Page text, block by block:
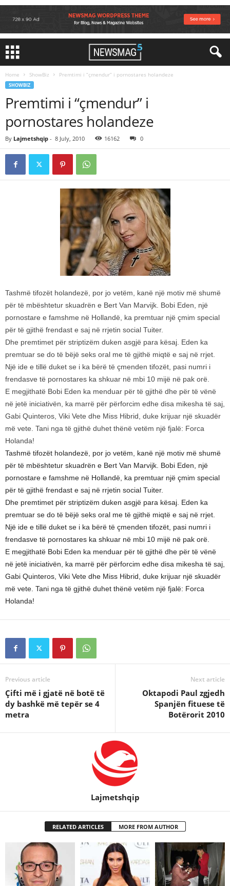
Home ShowBiz Premtimi i “çmendur” i pornostares holandeze
SHOWBIZ
Premtimi i “çmendur” i
pornostares holandeze
By Lajmetshqip - 8 July, 2010 16162 0
Tashmë tifozët holandezë, por jo vetëm, kanë një motiv më shumë
për të mbështetur skuadrën e Bert Van Marvijk. Bobi Eden, një
pornostare e famshme në Hollandë, ka premtuar një çmim special
për të gjithë frendast e saj në rrjetin social Tuiter.
Dhe premtimet për striptizëm duken asgjë para kësaj. Eden ka
premtuar se do të bëjë seks oral me të gjithë miqtë e saj në rrjet.
Një ide e tillë duket se i ka bërë të çmenden tifozët, pasi numri i
frendasve të pornostares ka shkuar në mbi 10 mijë në pak orë.
E megjithatë Bobi Eden ka menduar për të gjithë dhe për të vënë
në jetë iniciativën, ka marrë për përforcim edhe disa mikesha të saj,
Gabi Quinteros, Viki Vete dhe Miss Hibrid, duke krijuar një skuadër
më vete. Tani nga të gjithë duhet thënë vetëm një fjalë: Forca
Holanda!
Tashmë tifozët holandezë, por jo vetëm, kanë një motiv më shumë
për të mbështetur skuadrën e Bert Van Marvijk. Bobi Eden, një
pornostare e famshme në Hollandë, ka premtuar një çmim special
për të gjithë frendast e saj në rrjetin social Tuiter.
Dhe premtimet për striptizëm duken asgjë para kësaj. Eden ka
premtuar se do të bëjë seks oral me të gjithë miqtë e saj në rrjet.
Një ide e tillë duket se i ka bërë të çmenden tifozët, pasi numri i
frendasve të pornostares ka shkuar në mbi 10 mijë në pak orë.
E megjithatë Bobi Eden ka menduar për të gjithë dhe për të vënë
në jetë iniciativën, ka marrë për përforcim edhe disa mikesha të saj,
Gabi Quinteros, Viki Vete dhe Miss Hibrid, duke krijuar një skuadër
më vete. Tani nga të gjithë duhet thënë vetëm një fjalë: Forca
Holanda!
Previous article
Çifti më i gjatë në botë të
dy bashkë më tepër se 4
metra
Next article
Oktapodi Paul zgjedh
Spanjën fituese të
Botërorit 2010
Lajmetshqip
RELATED ARTICLES MORE FROM AUTHOR